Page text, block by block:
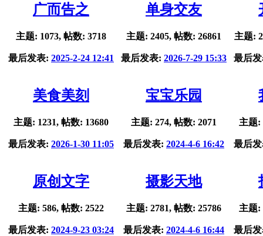
广而告之
主题: 1073, 帖数: 3718
最后发表: 2025-2-24 12:41
单身交友
主题: 2405, 帖数: 26861
最后发表: 2026-7-29 15:33
主题:
最后
美食美刻
主题: 1231, 帖数: 13680
最后发表: 2026-1-30 11:05
宝宝乐园
主题: 274, 帖数: 2071
最后发表: 2024-4-6 16:42
主题:
最后
原创文字
主题: 586, 帖数: 2522
最后发表: 2024-9-23 03:24
摄影天地
主题: 2781, 帖数: 25786
最后发表: 2024-4-6 16:44
主题:
最后